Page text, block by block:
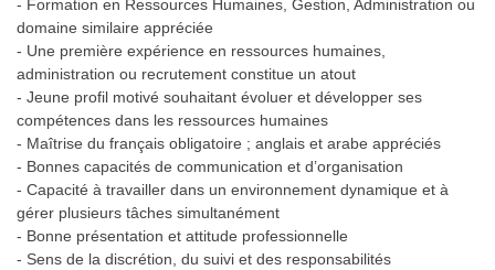
- Formation en Ressources Humaines, Gestion, Administration ou
domaine similaire appréciée
- Une première expérience en ressources humaines,
administration ou recrutement constitue un atout
- Jeune profil motivé souhaitant évoluer et développer ses
compétences dans les ressources humaines
- Maîtrise du français obligatoire ; anglais et arabe appréciés
- Bonnes capacités de communication et d’organisation
- Capacité à travailler dans un environnement dynamique et à
gérer plusieurs tâches simultanément
- Bonne présentation et attitude professionnelle
- Sens de la discrétion, du suivi et des responsabilités